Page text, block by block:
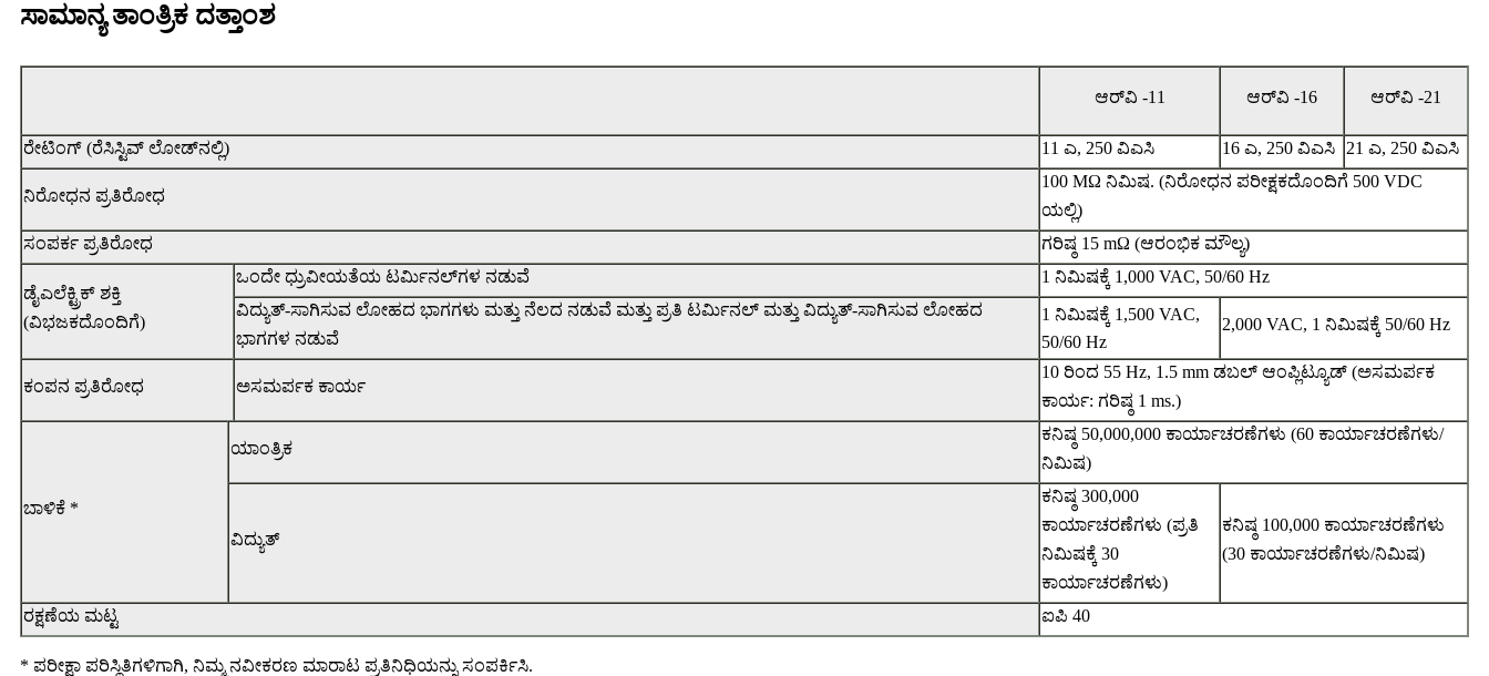
ಸಾಮಾನ್ಯ ತಾಂತ್ರಿಕ ದತ್ತಾಂಶ
ಆರ್‌ವಿ -11 ಆರ್‌ವಿ -16 ಆರ್‌ವಿ -21
ರೇಟಿಂಗ್ (ರೆಸಿಸ್ಟಿವ್ ಲೋಡ್‌ನಲ್ಲಿ) 11 ಎ, 250 ವಿಎಸಿ 16 ಎ, 250 ವಿಎಸಿ 21 ಎ, 250 ವಿಎಸಿ
ನಿರೋಧನ ಪ್ರತಿರೋಧ
100 MΩ ನಿಮಿಷ. (ನಿರೋಧನ ಪರೀಕ್ಷಕದೊಂದಿಗೆ 500 VDC
ಯಲ್ಲಿ)
ಸಂಪರ್ಕ ಪ್ರತಿರೋಧ
ಗರಿಷ್ಠ 15 mΩ (ಆರಂಭಿಕ ಮೌಲ್ಯ)
ಡೈಎಲೆಕ್ಟ್ರಿಕ್ ಶಕ್ತಿ
(ವಿಭಜಕದೊಂದಿಗೆ)
ಒಂದೇ ಧ್ರುವೀಯತೆಯ ಟರ್ಮಿನಲ್‌ಗಳ ನಡುವೆ
1 ನಿಮಿಷಕ್ಕೆ 1,000 VAC, 50/60 Hz
ವಿದ್ಯುತ್-ಸಾಗಿಸುವ ಲೋಹದ ಭಾಗಗಳು ಮತ್ತು ನೆಲದ ನಡುವೆ ಮತ್ತು ಪ್ರತಿ ಟರ್ಮಿನಲ್ ಮತ್ತು ವಿದ್ಯುತ್-ಸಾಗಿಸುವ ಲೋಹದ
ಭಾಗಗಳ ನಡುವೆ
1 ನಿಮಿಷಕ್ಕೆ 1,500 VAC,
50/60 Hz
2,000 VAC, 1 ನಿಮಿಷಕ್ಕೆ 50/60 Hz
ಕಂಪನ ಪ್ರತಿರೋಧ ಅಸಮರ್ಪಕ ಕಾರ್ಯ
10 ರಿಂದ 55 Hz, 1.5 mm ಡಬಲ್ ಆಂಪ್ಲಿಟ್ಯೂಡ್ (ಅಸಮರ್ಪಕ
ಕಾರ್ಯ: ಗರಿಷ್ಠ 1 ms.)
ಬಾಳಿಕೆ *
ಯಾಂತ್ರಿಕ
ಕನಿಷ್ಠ 50,000,000 ಕಾರ್ಯಾಚರಣೆಗಳು (60 ಕಾರ್ಯಾಚರಣೆಗಳು/
ನಿಮಿಷ)
ವಿದ್ಯುತ್
ಕನಿಷ್ಠ 300,000
ಕಾರ್ಯಾಚರಣೆಗಳು (ಪ್ರತಿ
ನಿಮಿಷಕ್ಕೆ 30
ಕಾರ್ಯಾಚರಣೆಗಳು)
ಕನಿಷ್ಠ 100,000 ಕಾರ್ಯಾಚರಣೆಗಳು
(30 ಕಾರ್ಯಾಚರಣೆಗಳು/ನಿಮಿಷ)
ರಕ್ಷಣೆಯ ಮಟ್ಟ ಐಪಿ 40
* ಪರೀಕ್ಷಾ ಪರಿಸ್ಥಿತಿಗಳಿಗಾಗಿ, ನಿಮ್ಮ ನವೀಕರಣ ಮಾರಾಟ ಪ್ರತಿನಿಧಿಯನ್ನು ಸಂಪರ್ಕಿಸಿ.